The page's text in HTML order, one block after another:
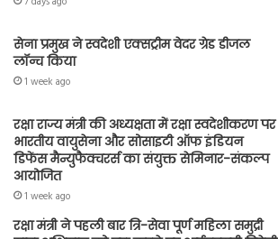
सेना प्रमुख ने स्वदेशी एक्सट्रीम वेदर ग्रेड डीजल
लॉन्च किया
1 week ago
रक्षा राज्य मंत्री की अध्यक्षता में रक्षा स्वदेशीकरण पर
भारतीय वायुसेना और सोसाइटी ऑफ इंडियन
डिफेंस मैन्युफैक्चरर्स का संयुक्त सेमिनार-संकल्प
आयोजित
1 week ago
रक्षा मंत्री ने पहली बार त्रि-सेवा पूर्ण महिला समुद्री